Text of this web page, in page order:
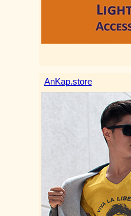
AnKap.store